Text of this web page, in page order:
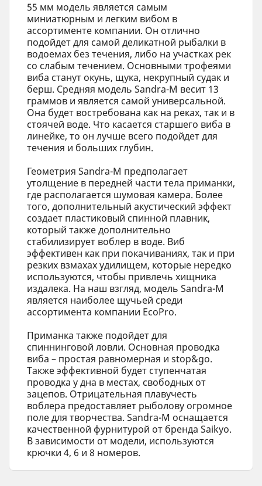
55 мм модель является самым
миниатюрным и легким вибом в
ассортименте компании. Он отлично
подойдет для самой деликатной рыбалки в
водоемах без течения, либо на участках рек
со слабым течением. Основными трофеями
виба станут окунь, щука, некрупный судак и
берш. Средняя модель Sandra-M весит 13
граммов и является самой универсальной.
Она будет востребована как на реках, так и в
стоячей воде. Что касается старшего виба в
линейке, то он лучше всего подойдет для
течения и больших глубин.
Геометрия Sandra-M предполагает
утолщение в передней части тела приманки,
где располагается шумовая камера. Более
того, дополнительный акустический эффект
создает пластиковый спинной плавник,
который также дополнительно
стабилизирует воблер в воде. Виб
эффективен как при покачиваниях, так и при
резких взмахах удилищем, которые нередко
используются, чтобы привлечь хищника
издалека. На наш взгляд, модель Sandra-M
является наиболее щучьей среди
ассортимента компании EcoPro.
Приманка также подойдет для
спиннинговой ловли. Основная проводка
виба – простая равномерная и stop&go.
Также эффективной будет ступенчатая
проводка у дна в местах, свободных от
зацепов. Отрицательная плавучесть
воблера предоставляет рыболову огромное
поле для творчества. Sandra-M оснащается
качественной фурнитурой от бренда Saikyo.
В зависимости от модели, используются
крючки 4, 6 и 8 номеров.